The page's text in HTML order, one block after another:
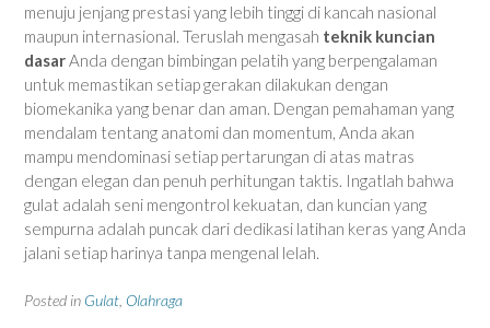
menuju jenjang prestasi yang lebih tinggi di kancah nasional
maupun internasional. Teruslah mengasah teknik kuncian
dasar Anda dengan bimbingan pelatih yang berpengalaman
untuk memastikan setiap gerakan dilakukan dengan
biomekanika yang benar dan aman. Dengan pemahaman yang
mendalam tentang anatomi dan momentum, Anda akan
mampu mendominasi setiap pertarungan di atas matras
dengan elegan dan penuh perhitungan taktis. Ingatlah bahwa
gulat adalah seni mengontrol kekuatan, dan kuncian yang
sempurna adalah puncak dari dedikasi latihan keras yang Anda
jalani setiap harinya tanpa mengenal lelah.
Posted in Gulat Olahraga